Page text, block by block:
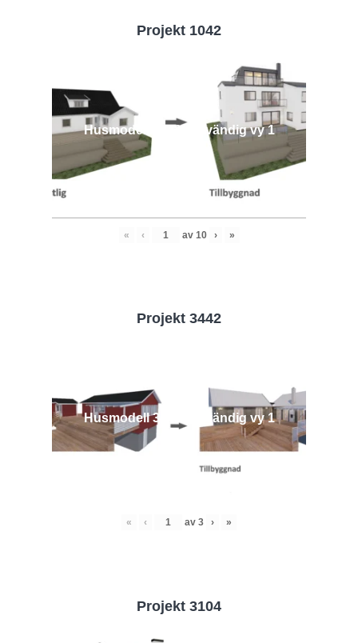
Projekt 1042
Husmodell 1042 - Utvändig vy 1
« ‹ av 10 › »
Projekt 3442
Husmodell 3442 - Utvändig vy 1
« ‹ av 3 › »
Projekt 3104